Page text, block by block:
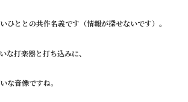
ひととの共作名義です（情報が探せないです）。
な打楽器と打ち込みに、
な音像ですね。